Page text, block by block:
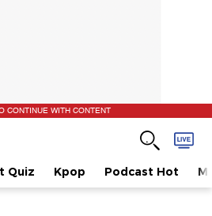
CONTINUE WITH CONTENT
Quiz Kpop Podcast Hot